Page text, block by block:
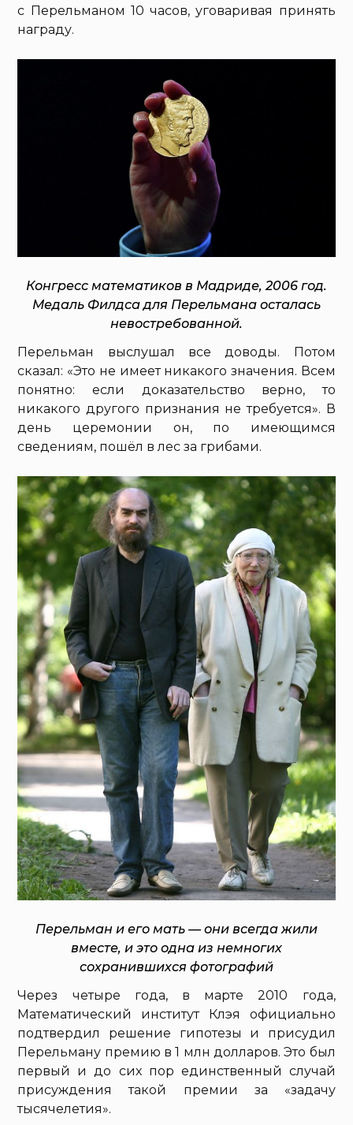
с Перельманом 10 часов, уговаривая принять
награду.
Конгресс математиков в Мадриде, 2006 год.
Медаль Филдса для Перельмана осталась
невостребованной.
Перельман выслушал все доводы. Потом
сказал: «Это не имеет никакого значения. Всем
понятно: если доказательство верно, то
никакого другого признания не требуется». В
день церемонии он, по имеющимся
сведениям, пошёл в лес за грибами.
Перельман и его мать — они всегда жили
вместе, и это одна из немногих
сохранившихся фотографий
Через четыре года, в марте 2010 года,
Математический институт Клэя официально
подтвердил решение гипотезы и присудил
Перельману премию в 1 млн долларов. Это был
первый и до сих пор единственный случай
присуждения такой премии за «задачу
тысячелетия».